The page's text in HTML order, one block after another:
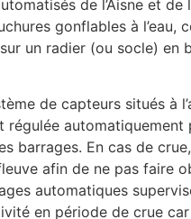
de l’Aisne et
gonflables à l’eau,
un radier (ou socle) en
de capteurs situés à
régulée
barrages. En cas de
afin de ne pas faire
automatiques
en période de crue car